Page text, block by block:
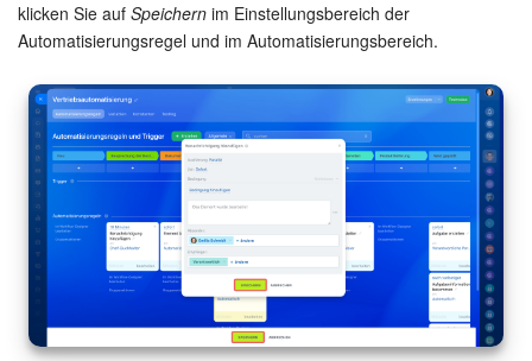
klicken Sie auf Speichern im Einstellungsbereich der
Automatisierungsregel und im Automatisierungsbereich.